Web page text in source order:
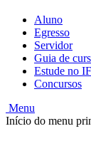
Aluno
Egresso
Servidor
Guia de
Estude no
Concursos
Menu
Início do menu